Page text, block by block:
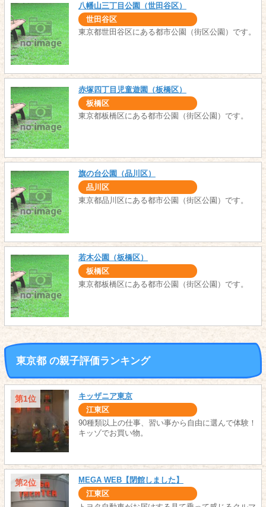
八幡山三丁目公園（世田谷区）
世田谷区
東京都世田谷区にある都市公園（街区公園）です。
赤塚四丁目児童遊園（板橋区）
板橋区
東京都板橋区にある都市公園（街区公園）です。
旗の台公園（品川区）
品川区
東京都品川区にある都市公園（街区公園）です。
若木公園（板橋区）
板橋区
東京都板橋区にある都市公園（街区公園）です。
東京都 の親子評価ランキング
第1位 キッザニア東京
江東区
90種類以上の仕事、習い事から自由に選んで体験！
キッゾでお買い物。
第2位 MEGA WEB【閉館しました】
江東区